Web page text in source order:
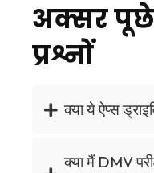
अक्सर
प्रश्नों
क्या ये ऐप्स
क्या मैं DMV